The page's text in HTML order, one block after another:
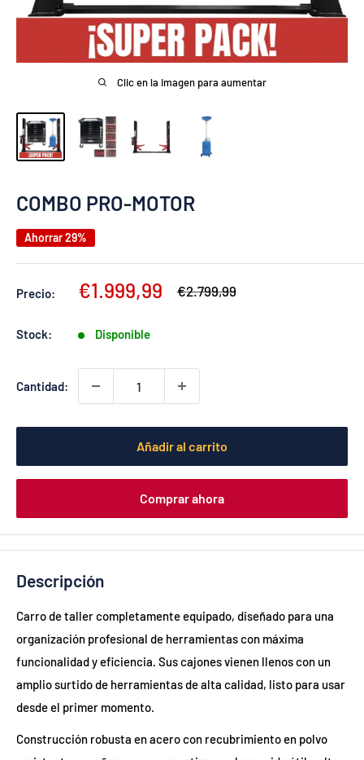
Clic en la imagen para aumentar
COMBO PRO-MOTOR
Ahorrar 29%
Precio:
Precio
venta
€1.999,99
Precio
€2.799,99
Stock: Disponible
Cantidad:
Añadir al carrito
Comprar ahora
Descripción
Carro de taller completamente equipado, diseñado para una
organización profesional de herramientas con máxima
funcionalidad y eficiencia. Sus cajones vienen llenos con un
amplio surtido de herramientas de alta calidad, listo para usar
desde el primer momento.
Construcción robusta en acero con recubrimiento en polvo